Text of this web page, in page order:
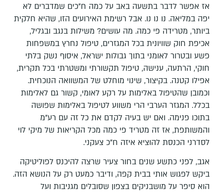
אז אפשר לדבר בתשעה באב על כמה ח"כים שמדברים לא
יפה במליאה. נו נו נו. אבל רשימת האירועים הזו, שהיא חלקית
ביותר, מטרידה פי כמה. מה עושים? משילות בנגב ובגליל,
אכיפת חוק שוויונית בכל המגזרים, טיפול נחרץ במשפחות
פשע ובטרור לאומני בתוך גבולות ישראל, איסוף נשק בלתי
חוקי, הרתעה, ענישה, טיפול תקשורתי ומשטרתי בכל תקרית,
אפילו קטנה. בקיצור, שינוי מוחלט של המשוואה הנוכחית.
וכמובן שהטיפול באלימות על רקע לאומי, קשור גם לאלימות
בכלל. המגזר הערבי הרי משווע לטיפול באלימות שפושה
בתוכו פנימה. ואם יש בעיה לקדם את כל זה עם רע"מ
והמשותפת, אז זה מטריד פי כמה מכל הקריאות של מיקי לוי
לסדרני הכנסת להוציא איזה ח"כ צעקני.
אגב, לפני כתשע שנים בחור צעיר שרצה להיכנס לפוליטיקה
ביקש לפגוש אותי בבית קפה, ודיבר כמעט רק על הנושא הזה.
הוא סיפר על מושבניקים בצפון שסובלים מגניבות ועל